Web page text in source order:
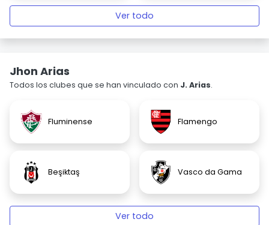
Ver todo
Jhon Arias
Todos los clubes que se han vinculado con J. Arias.
Fluminense Flamengo
Beşiktaş Vasco da Gama
Ver todo